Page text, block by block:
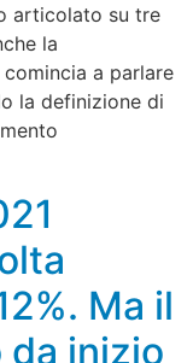
articolato su tre
la
a parlare
la definizione di
Ma il
da inizio